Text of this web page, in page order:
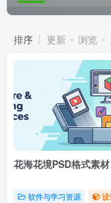
排序 更新 浏览
花海花境PSD格式素材
软件与学习资源